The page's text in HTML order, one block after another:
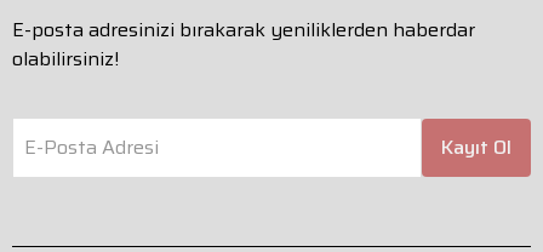
E-posta adresinizi bırakarak yeniliklerden haberdar
olabilirsiniz!
E-Posta Adresi Kayıt Ol